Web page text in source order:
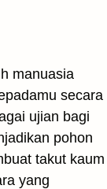
manuasia
secara
ujian bagi
pohon
takut kaum
yang